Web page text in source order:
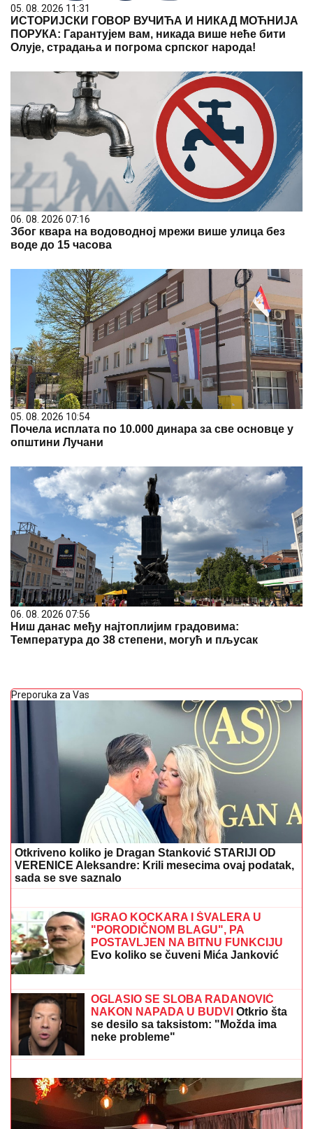
05. 08. 2026 11:31
ИСТОРИЈСКИ ГОВОР ВУЧИЋА И НИКАД МОЋНИЈА
ПОРУКА: Гарантујем вам, никада више неће бити
Олује, страдања и погрома српског народа!
06. 08. 2026 07:16
Због квара на водоводној мрежи више улица без
воде до 15 часова
05. 08. 2026 10:54
Почела исплата по 10.000 динара за све основце у
општини Лучани
06. 08. 2026 07:56
Ниш данас међу најтоплијим градовима:
Температура до 38 степени, могућ и пљусак
Preporuka za Vas
Otkriveno koliko je Dragan Stanković STARIJI OD
VERENICE Aleksandre: Krili mesecima ovaj podatak,
sada se sve saznalo
NAROD U KOLONI: UNovom Gradu
obilježavanje 31 godine od egzodusa i
stradanja Srba u zločinačkoj "Oluji"
POSTAVLJEN NA BITNU FUNKCIJU
Evo koliko se čuveni Mića Janković
promenio za sve ove godine